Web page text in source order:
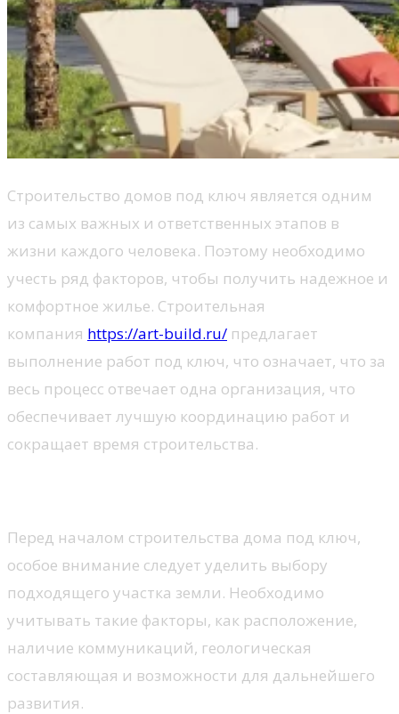
Строительство домов под ключ является одним
из самых важных и ответственных этапов в
жизни каждого человека. Поэтому необходимо
учесть ряд факторов, чтобы получить надежное и
комфортное жилье. Строительная
компания https://art-build.ru/ предлагает
выполнение работ под ключ, что означает, что за
весь процесс отвечает одна организация, что
обеспечивает лучшую координацию работ и
сокращает время строительства.
Перед началом строительства дома под ключ,
особое внимание следует уделить выбору
подходящего участка земли. Необходимо
учитывать такие факторы, как расположение,
наличие коммуникаций, геологическая
составляющая и возможности для дальнейшего
развития.